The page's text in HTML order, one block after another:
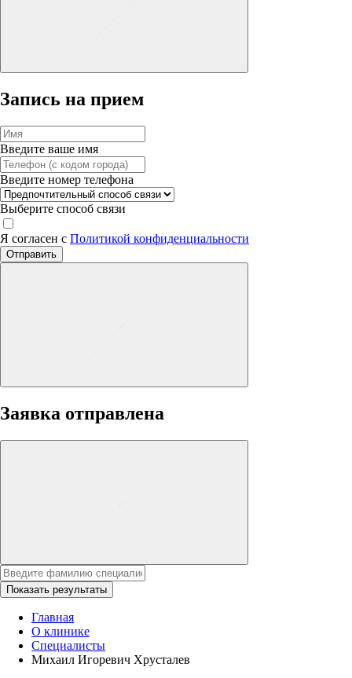
Запись на прием
Введите ваше имя
Введите номер телефона
Выберите способ связи
Я согласен с Политикой конфиденциальности
Отправить
Заявка отправлена
Показать результаты
Главная
О клинике
Специалисты
Михаил Игоревич Хрусталев